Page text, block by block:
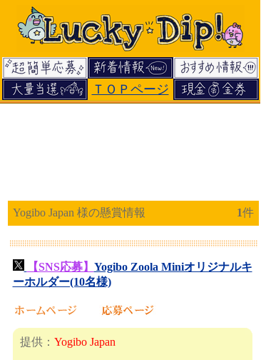
ＴＯＰページ
Yogibo Japan 様の懸賞情報 1件
【SNS応募】 Yogibo Zoola Miniオリジナルキ
ーホルダー(10名様)
提供： Yogibo Japan